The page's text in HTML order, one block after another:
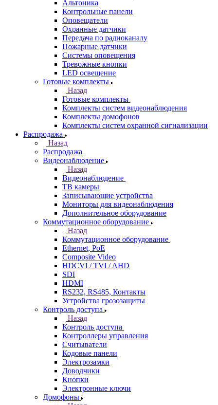
Альтоника
Контрольные панели
Оповещатели
Охранные датчики
Передача по радиоканалу
Пожарные датчики
Системы оповещения
Тревожные кнопки
LED освещение
Готовые комплекты
Назад
Готовые комплекты
Комплекты систем видеонаблюдения
Комплекты домофонов
Комплекты систем охранной сигнализации
Распродажа
Назад
Распродажа
Видеонаблюдение
Назад
Видеонаблюдение
ТВ камеры
Записывающие устройства
Мониторы для видеонаблюдения
Дополнительное оборудование
Коммутационное оборудование
Назад
Коммутационное оборудование
Ethernet, PoE
Composite Video
HDCVI / TVI / AHD
SDI
HDMI
RS232, RS485, Контакты
Устройства грозозащиты
Контроль доступа
Назад
Контроль доступа
Контроллеры управления
Считыватели
Кодовые панели
Электрозамки
Доводчики
Кнопки
Электронные ключи
Домофоны